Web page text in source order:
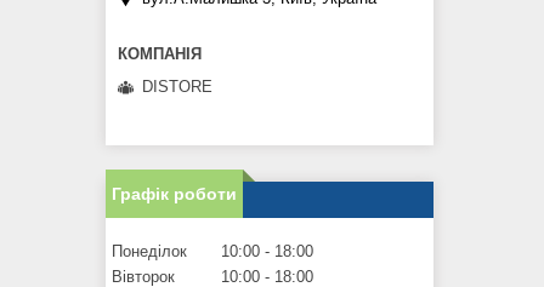
DISTORE
Графік роботи
Понеділок 10:00
18:00
Вівторок
10:00
18:00